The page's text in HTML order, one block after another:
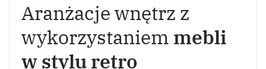
Aranżacje wnętrz z
wykorzystaniem mebli
w stylu retro